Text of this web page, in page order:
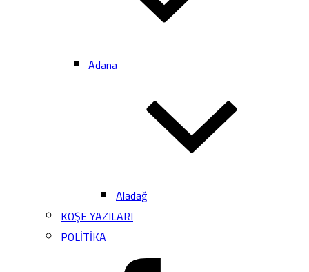
Adana
Aladağ
KÖŞE YAZILARI
POLİTİKA